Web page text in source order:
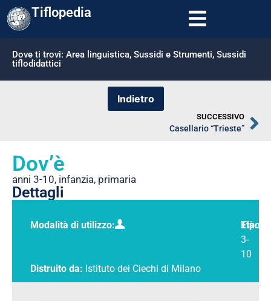
Tiflopedia
Dove ti trovi: Area linguistica, Sussidi e Strumenti, Sussidi
tiflodidattici
SUCCESSIVO
Casellario “Trieste”
Dov’è
anni 3-10, infanzia, primaria
Dettagli
Modalità di utilizzo:
Età:
3-
10
Distruito da: Istituto dei Ciechi di Milano